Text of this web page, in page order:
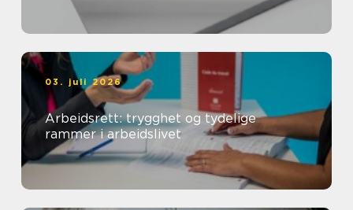
03. juli 2026
Arbeidsrett: trygghet og tydelige
rammer i arbeidslivet